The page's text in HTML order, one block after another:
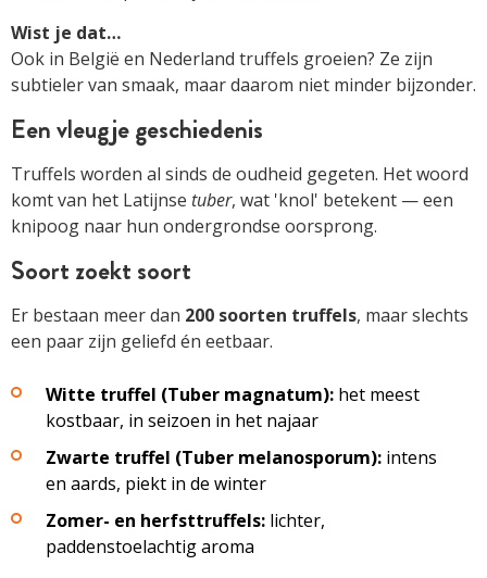
Wist je dat…
Ook in België en Nederland truffels groeien? Ze zijn
subtieler van smaak, maar daarom niet minder bijzonder.
Een vleugje geschiedenis
Truffels worden al sinds de oudheid gegeten. Het woord
komt van het Latijnse tuber, wat 'knol' betekent — een
knipoog naar hun ondergrondse oorsprong.
Soort zoekt soort
Er bestaan meer dan 200 soorten truffels, maar slechts
een paar zijn geliefd én eetbaar.
Witte truffel (Tuber magnatum): het meest
kostbaar, in seizoen in het najaar
Zwarte truffel (Tuber melanosporum): intens
en aards, piekt in de winter
Zomer- en herfsttruffels: lichter,
paddenstoelachtig aroma